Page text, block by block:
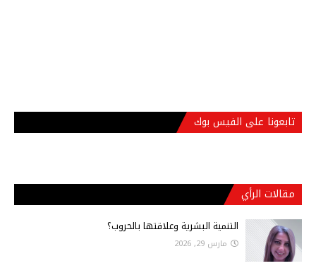
تابعونا على الفيس بوك
مقالات الرأي
التنمية البشرية وعلاقتها بالحروب؟
مارس 29, 2026